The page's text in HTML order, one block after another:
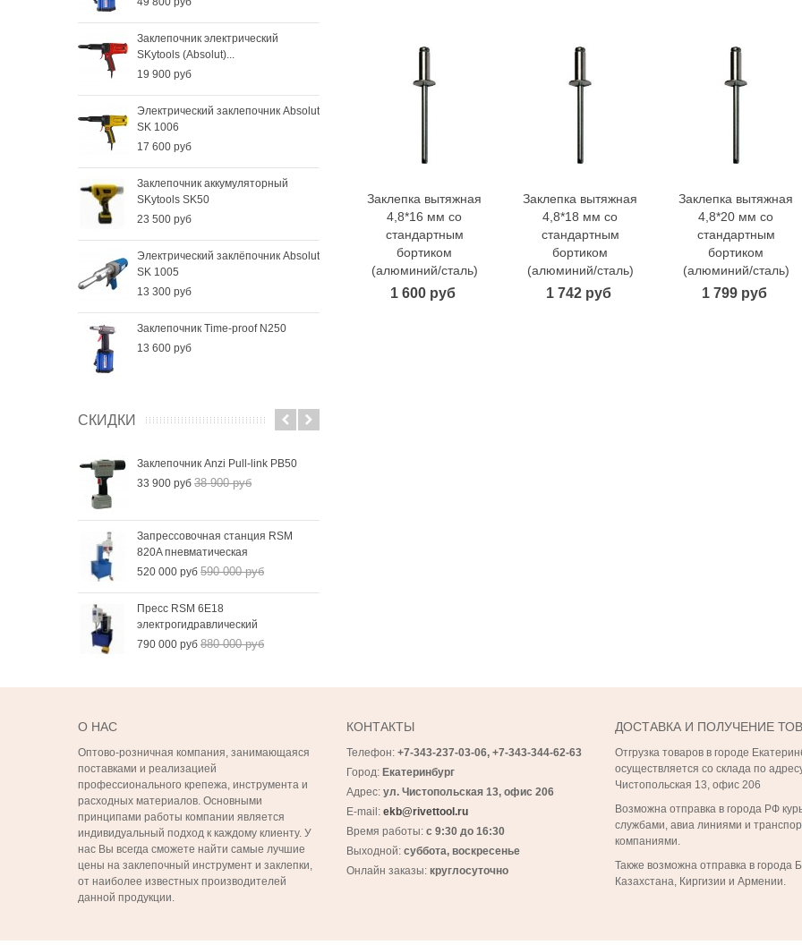
Заклепочник электрический
SKytools (Absolut)...
19 900 руб
Электрический заклепочник Absolut
SK 1006
17 600 руб
Заклепочник аккумуляторный
SKytools SK50
23 500 руб
Электрический заклёпочник Absolut
SK 1005
13 300 руб
Заклепочник Time-proof N250
13 600 руб
СКИДКИ
Заклепочник Anzi Pull-link PB50
33 900 руб 38 900 руб
Запрессовочная станция RSM
820A пневматическая
520 000 руб 590 000 руб
Пресс RSM 6Е18
электрогидравлический
790 000 руб 880 000 руб
В корзину
Заклепка вытяжная
4,8*16 мм со
стандартным
бортиком
(алюминий/сталь)
1 600 руб
В корзину
Заклепка вытяжная
4,8*18 мм со
стандартным
бортиком
(алюминий/сталь)
1 742 руб
В корзину
Заклепка вытяжная
4,8*20 мм со
стандартным
бортиком
(алюминий/сталь)
1 799 руб
О НАС
Оптово-розничная компания, занимающаяся
поставками и реализацией
профессионального крепежа, инструмента и
расходных материалов. Основными
принципами работы компании является
индивидуальный подход к каждому клиенту. У
нас Вы всегда сможете найти самые лучшие
цены на заклепочный инструмент и заклепки,
от наиболее известных производителей
данной продукции.
КОНТАКТЫ
Телефон: +7-343-237-03-06, +7-343-344-62-63
Город: Екатеринбург
Адрес: ул. Чистопольская 13, офис 206
E-mail: ekb@rivettool.ru
Время работы: с 9:30 до 16:30
Выходной: суббота, воскресенье
Онлайн заказы: круглосуточно
ДОСТАВКА И ПОЛУЧЕНИЕ
Отгрузка товаров в городе
осуществляется со склада по
Чистопольская 13, офис 206
Возможна отправка в города РФ
службами, авиа линиями и
компаниями.
Также возможна отправка в города
Казахстана, Киргизии и Армении.